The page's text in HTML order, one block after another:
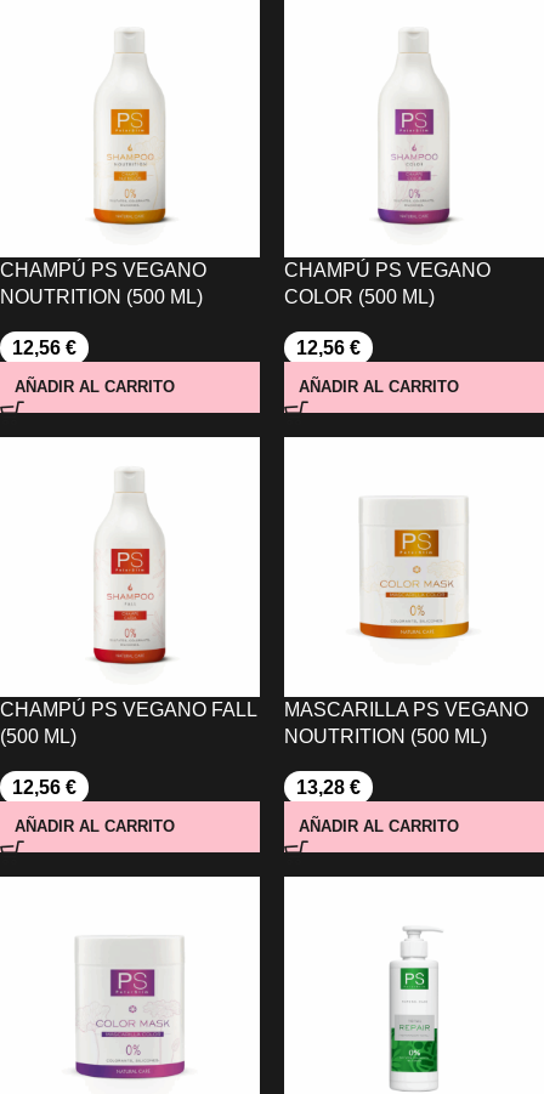
CHAMPÚ PS VEGANO
NOUTRITION (500 ML)
12,56 €
AÑADIR AL CARRITO
CHAMPÚ PS VEGANO
COLOR (500 ML)
12,56 €
AÑADIR AL CARRITO
CHAMPÚ PS VEGANO FALL
(500 ML)
12,56 €
AÑADIR AL CARRITO
MASCARILLA PS VEGANO
NOUTRITION (500 ML)
13,28 €
AÑADIR AL CARRITO